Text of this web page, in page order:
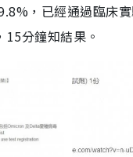
，已經通過臨床
分鐘知結果。